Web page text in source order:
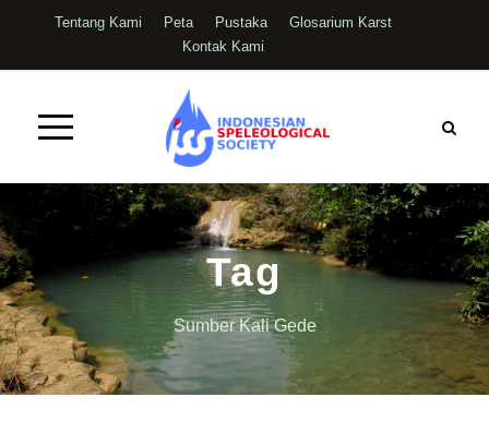
Tentang Kami Peta Pustaka
Glosarium Karst
Kontak Kami
Tag
Sumber Kali Gede